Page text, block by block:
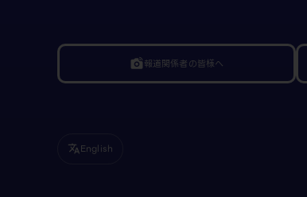
linked_camera報道関係者の皆様へ
translateEnglish